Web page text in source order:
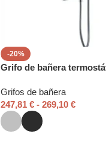
-20%
Grifo de bañera
Grifos de bañera
247,81€ - 269,10€